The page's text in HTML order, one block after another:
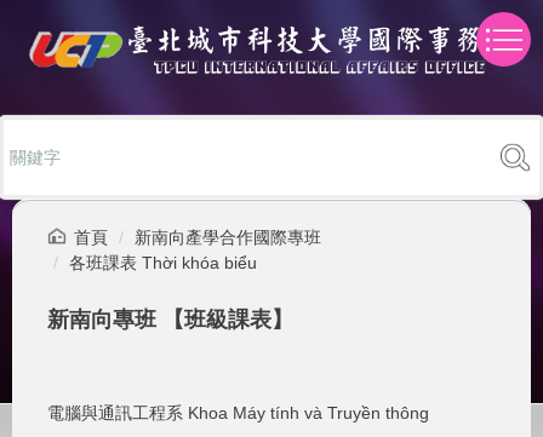
內
區
首頁
新南向產學合作國際專班
各班課表 Thời khóa biểu
新南向專班 【班級課表】
電腦與通訊工程系 Khoa Máy tính và Truyền thông